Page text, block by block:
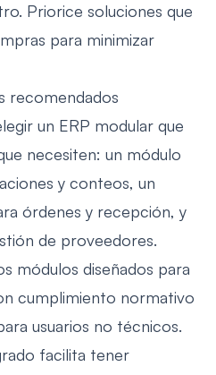
Priorice soluciones que
para minimizar
recomendados
un ERP modular que
necesiten: un módulo
y conteos, un
órdenes y recepción, y
de proveedores.
módulos diseñados para
cumplimiento normativo
usuarios no técnicos.
facilita tener